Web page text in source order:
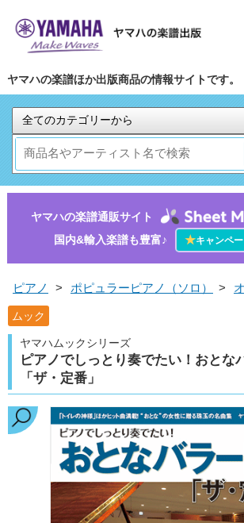
ヤマハの楽譜ほか出版商品の情報サイトです。
ヤマハの楽譜通販サイト
国内&輸入楽譜も豊富♪
★キャンペ
ピアノ > ポピュラーピアノ（ソロ） >
ムック
ヤマハムックシリーズ
ピアノでしっとり奏でたい！おとな
「ザ・定番」